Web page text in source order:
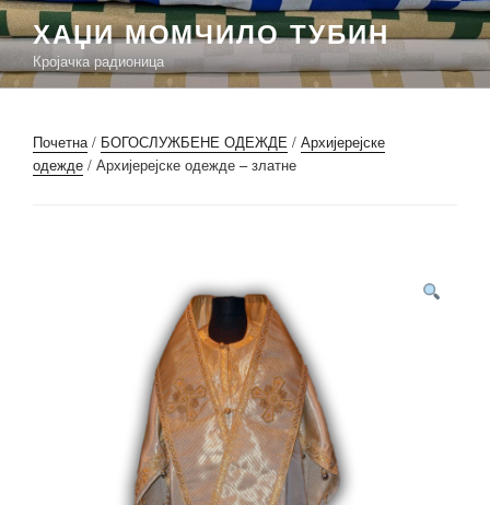
Скочи
на
садржај
ХАЏИ МОМЧИЛО ТУБИН
Кројачка радионица
Почетна / БОГОСЛУЖБЕНЕ ОДЕЖДЕ / Архијерејске
одежде / Архијерејске одежде – златне